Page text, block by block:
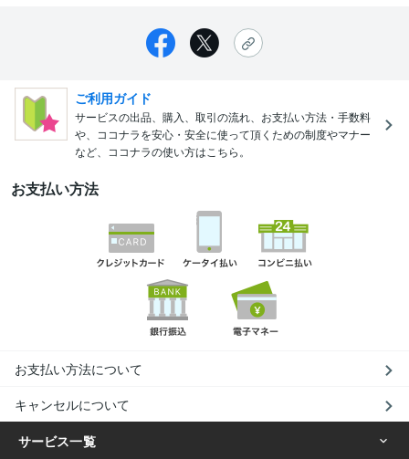
ご利用ガイド
サービスの出品、購入、取引の流れ、お支払い方法・手数料
や、ココナラを安心・安全に使って頂くための制度やマナー
など、ココナラの使い方はこちら。
お支払い方法
お支払い方法について
キャンセルについて